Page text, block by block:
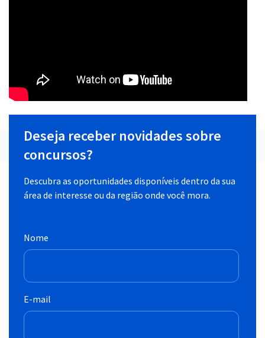
Deseja receber novidades sobre
concursos?
Descubra as oportunidades disponíveis dentro da sua
área de interesse ou da região onde você mora.
Nome
E-mail